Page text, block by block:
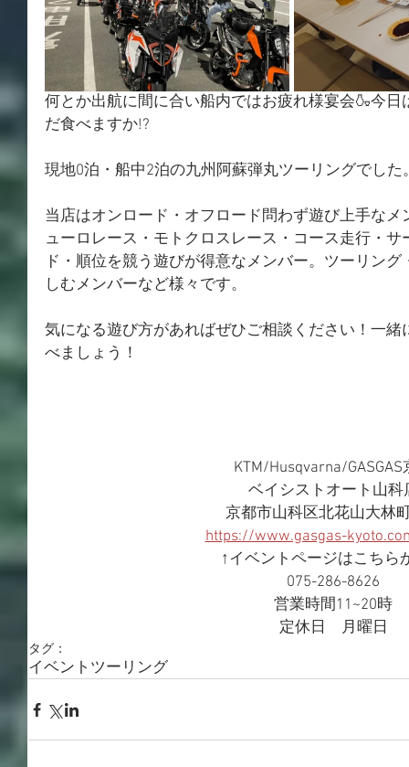
何とか出航に間に合い船内ではお疲れ様宴会🍶今
だ食べますか!?
現地0泊・船中2泊の九州阿蘇弾丸ツーリングでした
当店はオンロード・オフロード問わず遊び上手な
ューロレース・モトクロスレース・コース走行・
ド・順位を競う遊びが得意なメンバー。ツーリン
しむメンバーなど様々です。
気になる遊び方があればぜひご相談ください！一
べましょう！
KTM/Husqvarna/GASGAS
ベイシストオート山科
京都市山科区北花山大林
https://www.gasgas-
↑イベントページはこちら
075-286-8626
営業時間11~20時
定休日　月曜日
タグ：
イベント ツーリング